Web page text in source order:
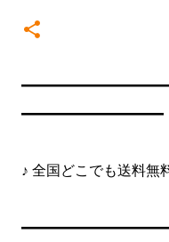
━━━━━━━━━━
♪ 全国どこでも送料無